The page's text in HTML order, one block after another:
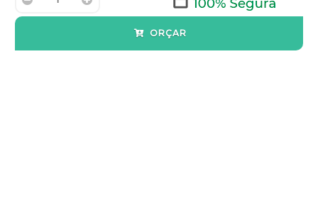
ORÇAR